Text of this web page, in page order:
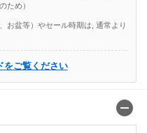
ため）
お盆等）やセール時期は, 通常より
をご覧ください